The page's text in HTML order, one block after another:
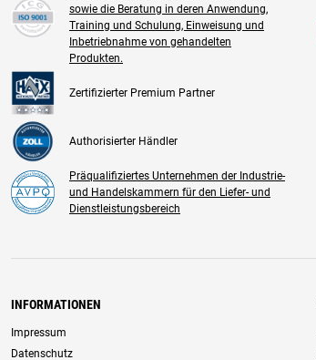
sowie die Beratung in deren Anwendung,
Training und Schulung, Einweisung und
Inbetriebnahme von gehandelten
Produkten.
Zertifizierter Premium Partner
Authorisierter Händler
Präqualifiziertes Unternehmen der Industrie-
und Handelskammern für den Liefer- und
Dienstleistungsbereich
INFORMATIONEN
Impressum
Datenschutz